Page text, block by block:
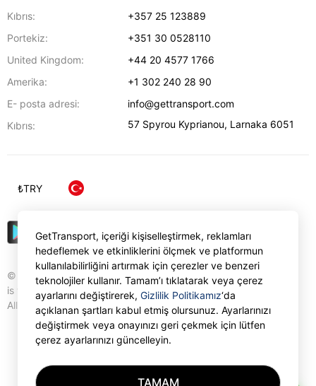
Kıbrıs:
+357 25 123889
Portekiz:
+351 30 0528110
United Kingdom:
+44 20 4577 1766
Amerika:
+1 302 240 28 90
E- posta adresi:
info@gettransport.com
Kıbrıs:
57 Spyrou Kyprianou, Larnaka 6051
© Gettransport International Limited. GetTransport®
is trademark of Gettransport International Limited.
All rights reserved.
₺TRY
GetTransport, içeriği kişiselleştirmek, reklamları
hedeflemek ve etkinliklerini ölçmek ve platformun
kullanılabilirliğini artırmak için çerezler ve benzeri
teknolojiler kullanır. Tamam’ı tıklatarak veya çerez
ayarlarını değiştirerek, Gizlilik Politikamız‘da
açıklanan şartları kabul etmiş olursunuz. Ayarlarınızı
değiştirmek veya onayınızı geri çekmek için lütfen
çerez ayarlarınızı güncelleyin.
TAMAM